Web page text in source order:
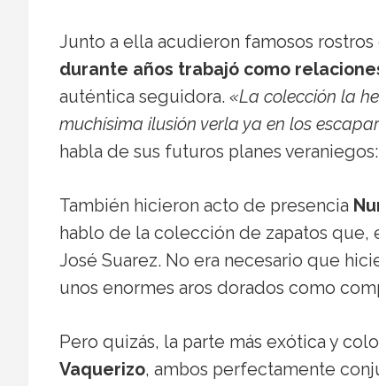
Junto a ella acudieron famosos
durante años trabajó como
auténtica seguidora. «La colección la
muchísima ilusión verla ya en los
habla de sus futuros planes veraniegos:
También hicieron acto de presencia
hablo de la colección de zapatos que,
José Suarez. No era necesario que
unos enormes aros dorados como
Pero quizás, la parte más exótica y
Vaquerizo, ambos perfectamente